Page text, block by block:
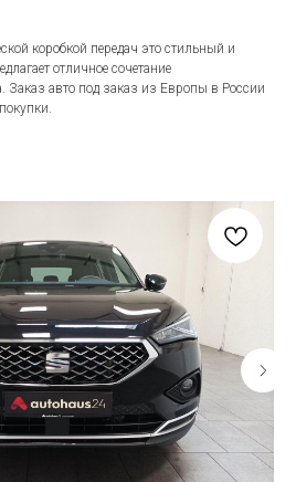
коробкой передач это стильный и
отличное сочетание
Заказ авто под заказ из Европы в России